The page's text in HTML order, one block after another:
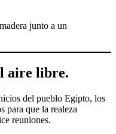
junto a un
aire libre.
del pueblo Egipto, los
para que la realeza
reuniones.